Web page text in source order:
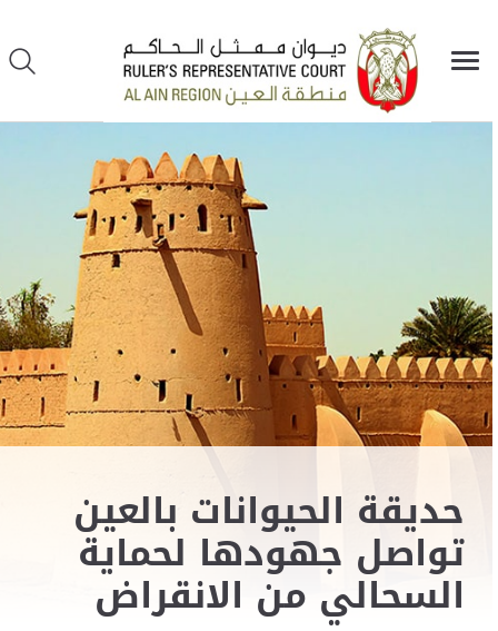
حديقة الحيوانات بالعين
تواصل جهودها لحماية
السحالي من الانقراض